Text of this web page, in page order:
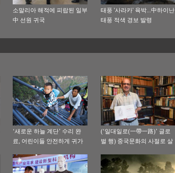
소말리아 해적에 피랍된 일부
中 선원 귀국
태풍 '사라카' 육박...中하이난
태풍 적색 경보 발령
‘새로운 하늘 계단’ 수리 완
료, 어린이들 안전하게 귀가
(‘일대일로(一帶一路)’ 글로
벌 행) 중국문화의 사절로 살
페루 한문학자의 중국 인연